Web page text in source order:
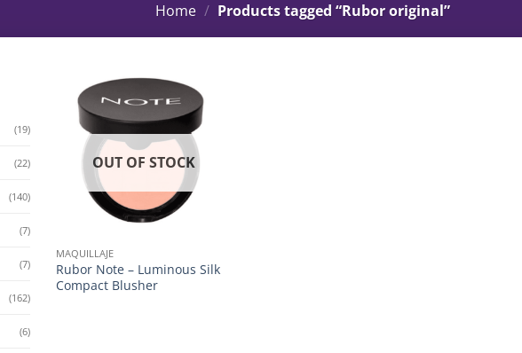
Home / Products tagged “Rubor original”
(19)
(22)
(140)
(7)
(7)
(162)
(6)
OUT OF STOCK
MAQUILLAJE
Rubor Note – Luminous Silk
Compact Blusher